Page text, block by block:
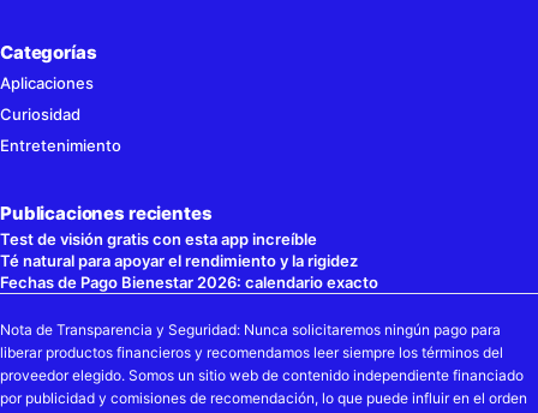
Categorías
Aplicaciones
Curiosidad
Entretenimiento
Publicaciones recientes
Test de visión gratis con esta app increíble
Té natural para apoyar el rendimiento y la rigidez
Fechas de Pago Bienestar 2026: calendario exacto
Nota de Transparencia y Seguridad: Nunca solicitaremos ningún pago para
liberar productos financieros y recomendamos leer siempre los términos del
proveedor elegido. Somos un sitio web de contenido independiente financiado
por publicidad y comisiones de recomendación, lo que puede influir en el orden